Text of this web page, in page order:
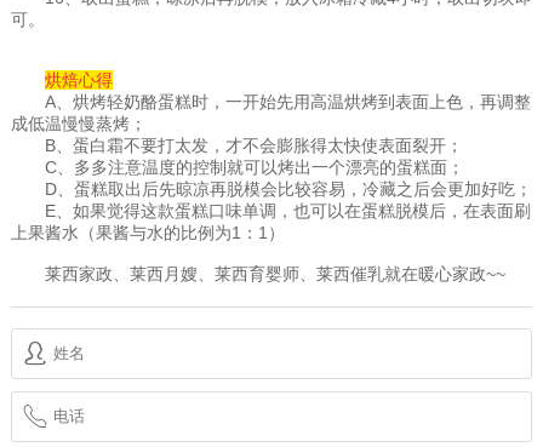
可。
烘焙心得
A、烘烤轻奶酪蛋糕时，一开始先用高温烘烤到表面上色，再调整
成低温慢慢蒸烤；
B、蛋白霜不要打太发，才不会膨胀得太快使表面裂开；
C、多多注意温度的控制就可以烤出一个漂亮的蛋糕面；
D、蛋糕取出后先晾凉再脱模会比较容易，冷藏之后会更加好吃；
E、如果觉得这款蛋糕口味单调，也可以在蛋糕脱模后，在表面刷
上果酱水（果酱与水的比例为1：1）
莱西家政、 莱西月嫂 、莱西育婴师、莱西催乳就在暖心家政~~